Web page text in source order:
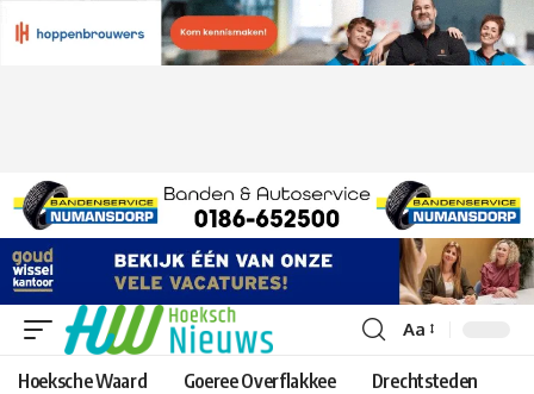
Lettergrootte
aanpassen
Aa
Hoeksche Waard Goeree Overflakkee Drechtsteden